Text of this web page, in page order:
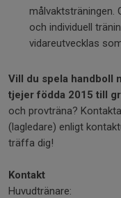
målvaktsträningen.
och individuell
vidareutvecklas
Vill du spela handboll
tjejer födda 2015 till
och provträna?
(lagledare) enligt
träffa dig!
Kontakt
Huvudtränare: